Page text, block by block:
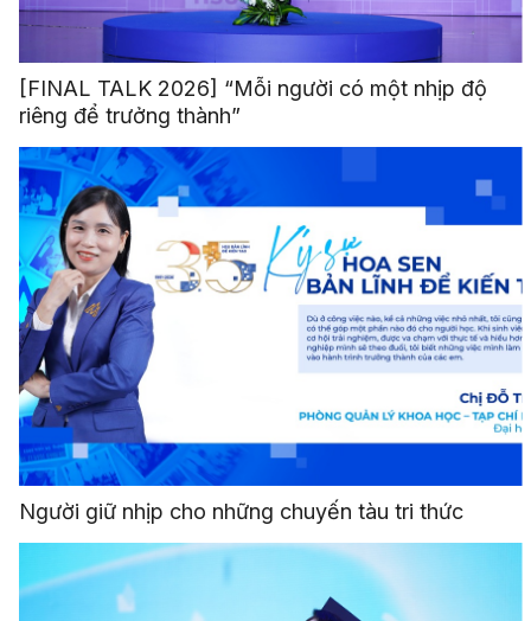
[FINAL TALK 2026] “Mỗi người có một nhịp độ
riêng để trưởng thành”
Người giữ nhịp cho những chuyến tàu tri thức